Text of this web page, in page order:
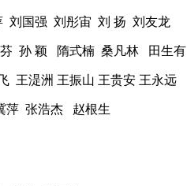
刘国强 刘彤宙 刘 扬 刘友龙
孙 颖 隋式楠 桑凡林 田生有
王湜洲 王振山 王贵安 王永远
张浩杰 赵根生